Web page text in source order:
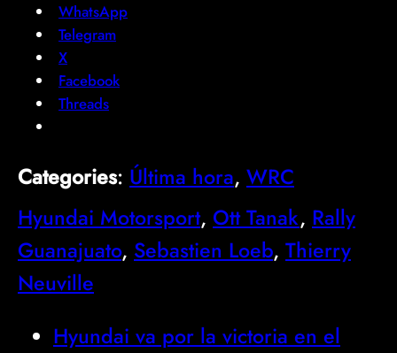
WhatsApp
Telegram
X
Facebook
Threads
Categories: Última hora, WRC
Hyundai Motorsport, Ott Tanak, Rally
Guanajuato, Sebastien Loeb, Thierry
Neuville
Hyundai va por la victoria en el